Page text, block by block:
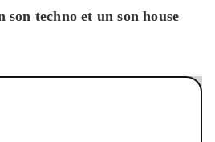
son techno et un son house